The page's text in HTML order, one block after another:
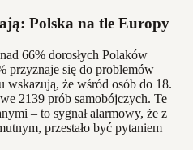
Polska na tle Europy
66% dorosłych Polaków
przyznaje się do problemów
wskazują, że wśród osób do 18.
2139 prób samobójczych. Te
– to sygnał alarmowy, że z
przestało być pytaniem